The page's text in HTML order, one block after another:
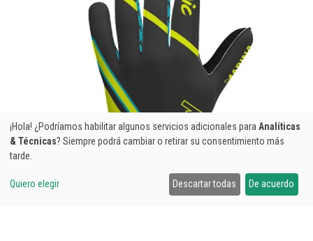
¡Hola! ¿Podríamos habilitar algunos servicios adicionales para Analíticas
& Técnicas? Siempre podrá cambiar o retirar su consentimiento más
tarde.
Quiero elegir Descartar todas De acuerdo